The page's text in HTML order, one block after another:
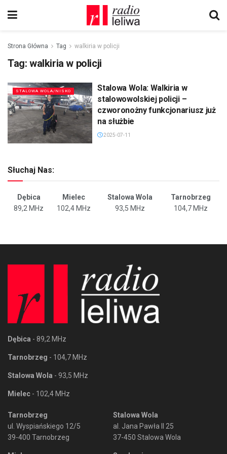
Strona Główna Tag walkiria w policji
Tag: walkiria w policji
STALOWA WOLA/NISKO
Stalowa Wola: Walkiria w
stalowowolskiej policji –
czworonożny funkcjonariusz już
na służbie
2025-07-11
Słuchaj Nas:
Dębica Mielec Stalowa Wola
Tarnobrzeg
89,2 MHz
102,4 MHz 93,5 MHz 104,7 MHz
Dębica - 89,2 MHz
Tarnobrzeg - 104,7 MHz
Stalowa Wola - 93,5 MHz
Mielec - 102,4 MHz
Tarnobrzeg
ul. Wyspiańskiego 12/5
39-400 Tarnobrzeg
Stalowa Wola
al. Jana Pawła II 25
37-450 Stalowa Wola